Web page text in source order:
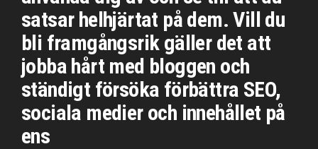
satsar helhjärtat på dem. Vill du
bli framgångsrik gäller det att
jobba hårt med bloggen och
ständigt försöka förbättra SEO,
sociala medier och innehållet på
ens